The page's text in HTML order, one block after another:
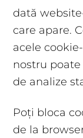
dată
care apare.
acele
nostru
de analize
Poți bloca
de la